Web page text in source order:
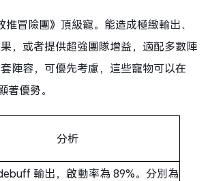
推冒險團》頂級寵。能造成極緻輸出、
，或者提供超強團隊增益，適配多數陣
陣容，可優先考慮，這些寵物可以在
著優勢。
分析
輸出，啟動率為 89%。分別為